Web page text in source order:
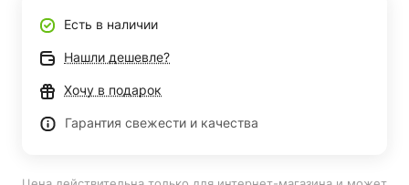
Есть в наличии
Нашли дешевле?
Хочу в подарок
Гарантия свежести и качества